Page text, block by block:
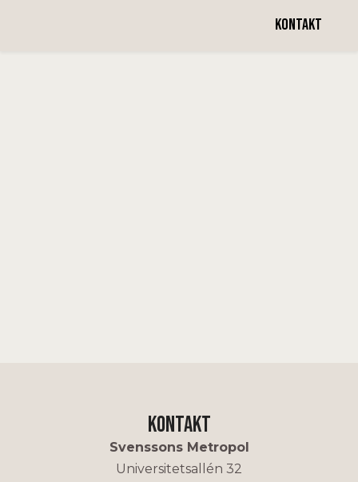
KONTAKT
Kontakt
Svenssons Metropol
Universitetsallén 32